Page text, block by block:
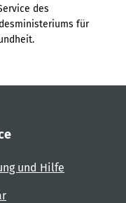
des
für
und Hilfe